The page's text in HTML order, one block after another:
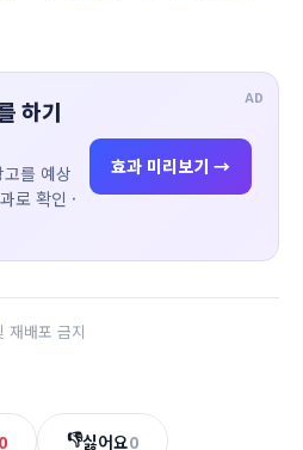
AD
하기
고를 예상
로 확인 ·
효과 미리보기 →
재배포 금지
0 👎싫어요0